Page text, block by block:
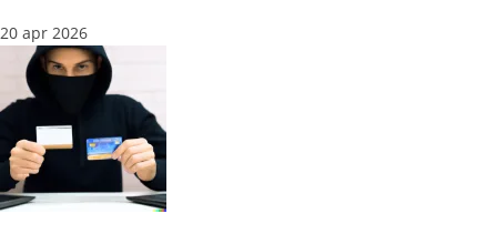
20 apr 2026